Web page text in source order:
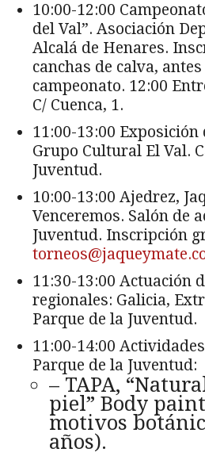
10:00-12:00
del Val”. Asociación
Alcalá de Henares.
canchas de calva,
campeonato. 12:00
C/ Cuenca, 1.
11:00-13:00
Grupo Cultural El Val.
Juventud.
10:00-13:00 Ajedrez,
Venceremos. Salón de
Juventud. Inscripción
11:30-13:00 Actuación
regionales: Galicia,
Parque de la Juventud.
11:00-14:00
Parque de la Juventud:
– TAPA,
piel” Body
motivos
años).